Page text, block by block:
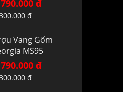
đ
đ
Vang Gốm
MS95
đ
đ